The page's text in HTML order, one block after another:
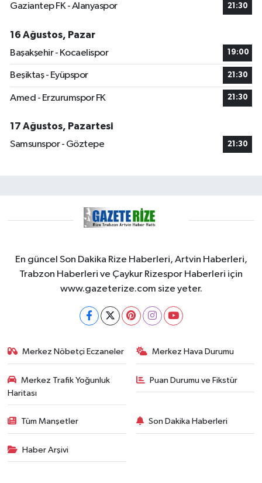
Gaziantep FK - Alanyaspor 21:30
16 Ağustos, Pazar
Başakşehir - Kocaelispor
19:00
Beşiktaş - Eyüpspor 21:30
Amed - Erzurumspor FK 21:30
17 Ağustos, Pazartesi
Samsunspor - Göztepe
21:30
En güncel Son Dakika Rize Haberleri, Artvin Haberleri,
Trabzon Haberleri ve Çaykur Rizespor Haberleri için
www.gazeterize.com size yeter.
Merkez Nöbetçi Eczaneler Merkez Hava Durumu
Merkez Trafik Yoğunluk
Haritası
Puan Durumu ve Fikstür
Tüm Manşetler Son Dakika Haberleri
Haber Arşivi